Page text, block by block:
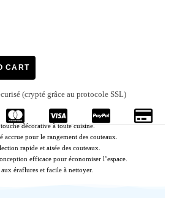
CART
(crypté grâce au protocole SSL)
décorative à toute cuisine.
accrue pour le rangement des couteaux.
rapide et aisée des couteaux.
efficace pour économiser l’espace.
éraflures et facile à nettoyer.